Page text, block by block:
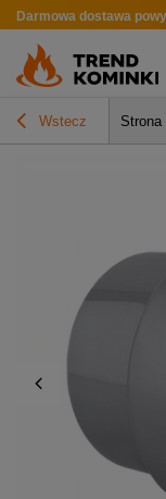
Darmowa dostawa
Wstecz Strona